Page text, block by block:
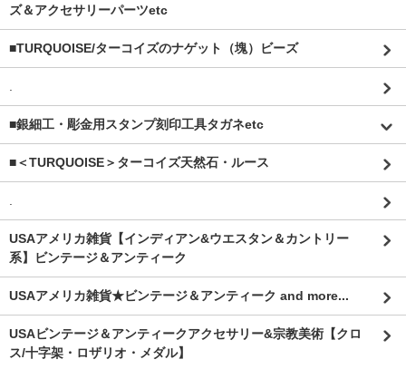
ズ＆アクセサリーパーツetc
■TURQUOISE/ターコイズのナゲット（塊）ビーズ
.
■銀細工・彫金用スタンプ刻印工具タガネetc
■＜TURQUOISE＞ターコイズ天然石・ルース
.
USAアメリカ雑貨【インディアン&ウエスタン＆カントリー
系】ビンテージ＆アンティーク
USAアメリカ雑貨★ビンテージ＆アンティーク and more...
USAビンテージ＆アンティークアクセサリー&宗教美術【クロ
ス/十字架・ロザリオ・メダル】